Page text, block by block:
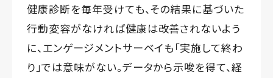
健康診断を毎年受けても、その結果に基づいた
行動変容がなければ健康は改善されないよう
に、エンゲージメントサーベイも「実施して終わ
り」では意味がない。データから示唆を得て、経